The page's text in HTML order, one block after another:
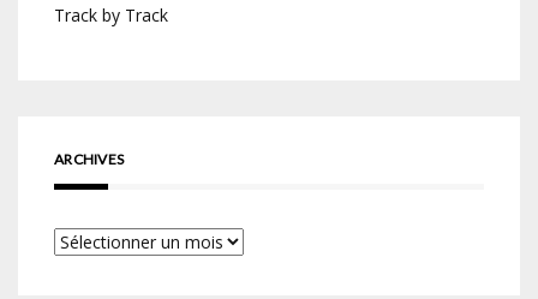
Track by Track
ARCHIVES
Archives